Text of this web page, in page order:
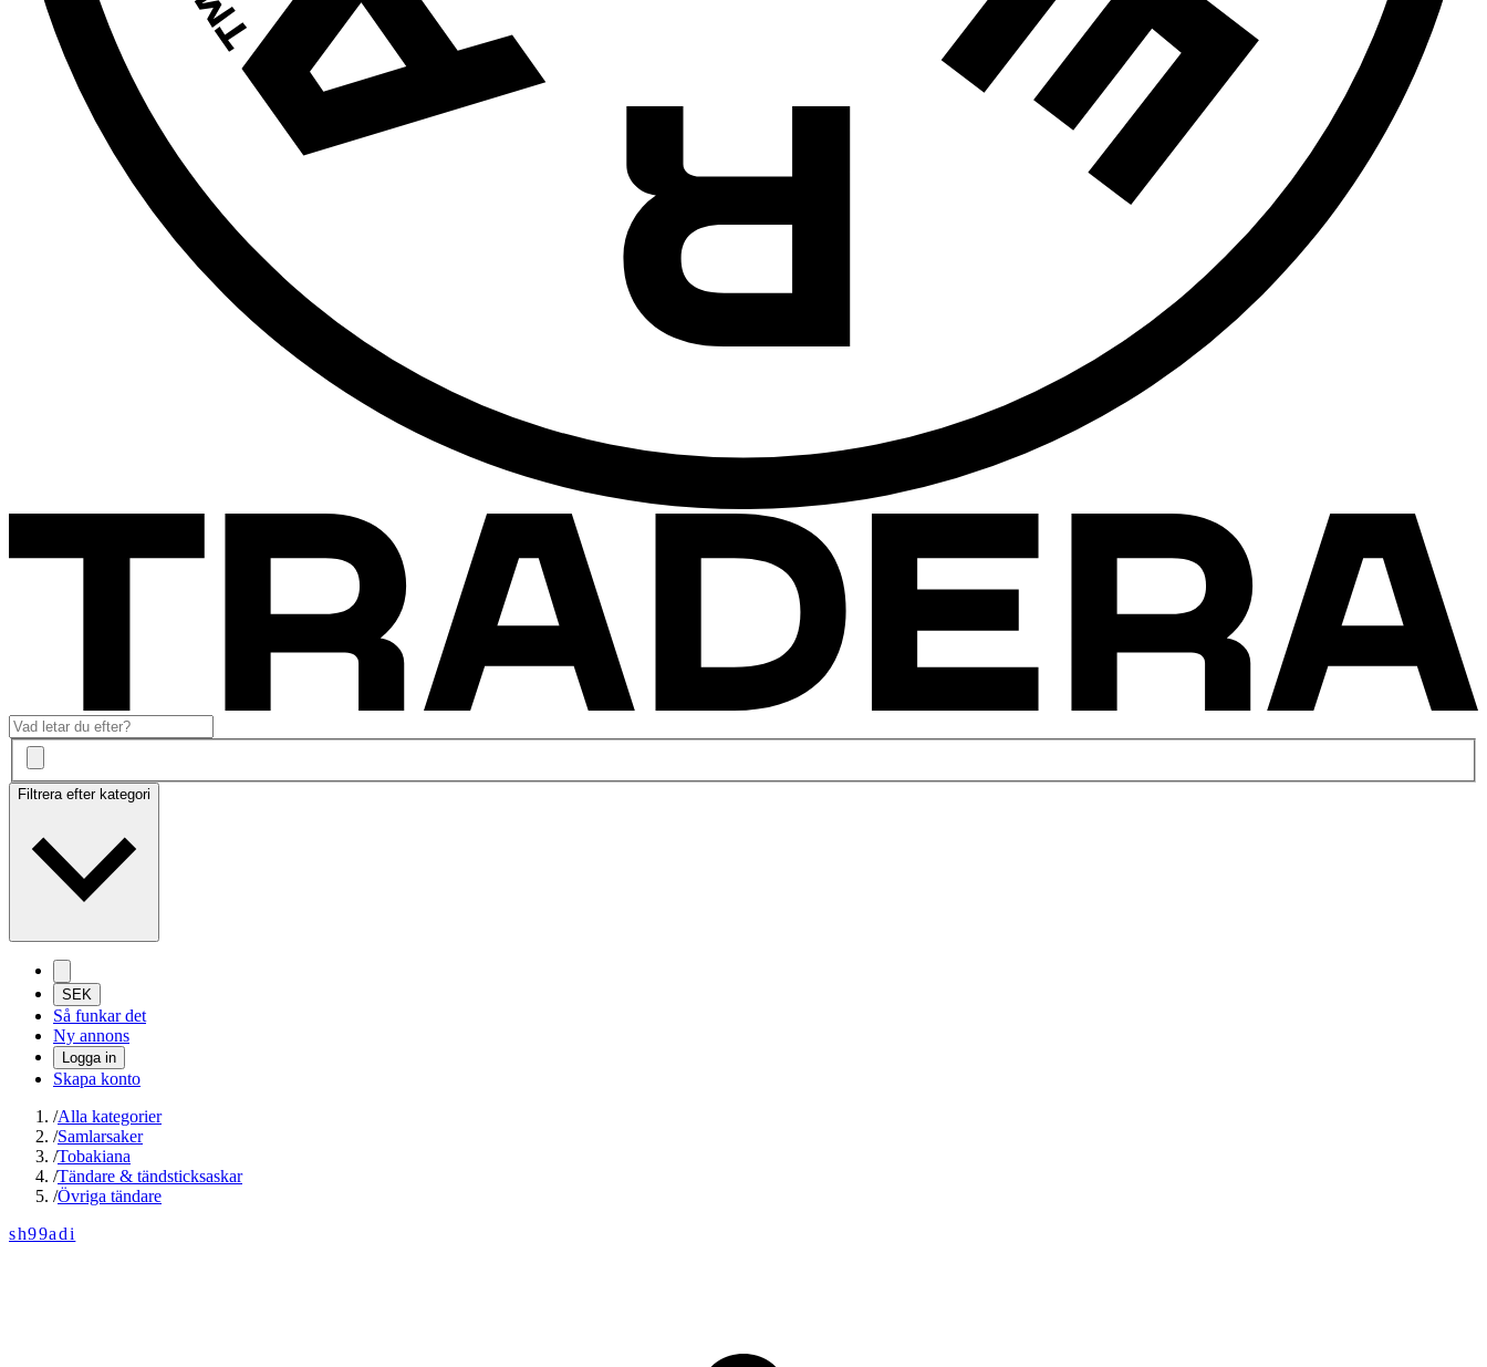
Filtrera efter kategori
SEK
Så funkar det
Ny annons
Logga in
Skapa konto
/Alla kategorier
/Samlarsaker
/Tobakiana
/Tändare & tändsticksaskar
/Övriga tändare
sh99adi